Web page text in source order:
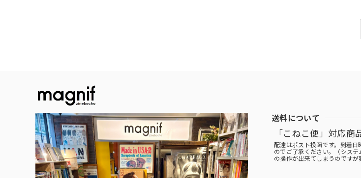
送料について
「こねこ便」対応商
配達はポスト投函です。到着
のでご了承ください。（シス
の操作が出来てしまうのですが